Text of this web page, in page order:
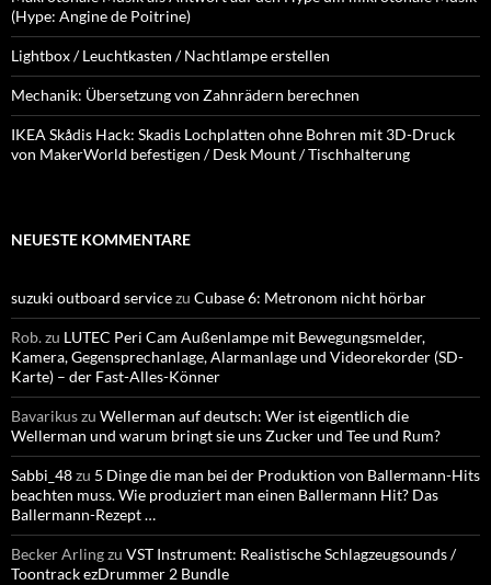
(Hype: Angine de Poitrine)
Lightbox / Leuchtkasten / Nachtlampe erstellen
Mechanik: Übersetzung von Zahnrädern berechnen
IKEA Skådis Hack: Skadis Lochplatten ohne Bohren mit 3D-Druck
von MakerWorld befestigen / Desk Mount / Tischhalterung
NEUESTE KOMMENTARE
suzuki outboard servicezu Cubase 6: Metronom nicht hörbar
Rob.zu LUTEC Peri Cam Außenlampe mit Bewegungsmelder,
Kamera, Gegensprechanlage, Alarmanlage und Videorekorder (SD-
Karte) – der Fast-Alles-Könner
Bavarikuszu Wellerman auf deutsch: Wer ist eigentlich die
Wellerman und warum bringt sie uns Zucker und Tee und Rum?
Sabbi_48zu 5 Dinge die man bei der Produktion von Ballermann-Hits
beachten muss. Wie produziert man einen Ballermann Hit? Das
Ballermann-Rezept …
Becker Arlingzu VST Instrument: Realistische Schlagzeugsounds /
Toontrack ezDrummer 2 Bundle